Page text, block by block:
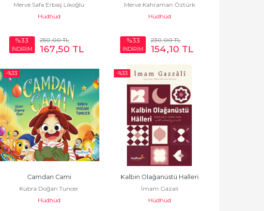
Merve Safa Erbaş Likoğlu
Hüdhüd
%33
İNDİRİM
250,00TL
167,50 TL
Merve Kahraman Öztürk
Hüdhüd
%33
İNDİRİM
230,00TL
154,10 TL
-%33
Camdan Cami
Kübra Doğan Tuncer
Hüdhüd
-%33
Kalbin Olağanüstü Halleri
İmam Gazali
Hüdhüd